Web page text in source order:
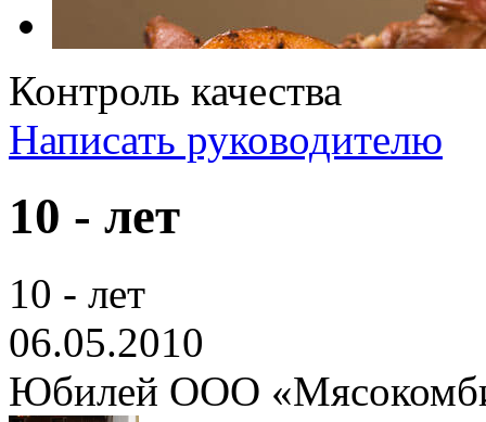
Контроль качества
Написать руководителю
10 - лет
10 - лет
06.05.2010
Юбилей ООО